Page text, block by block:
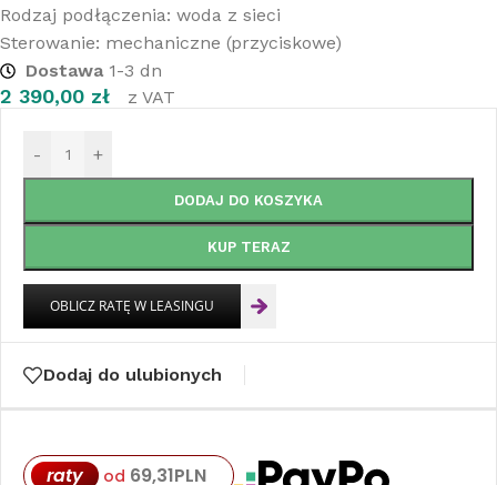
Rodzaj podłączenia: woda z sieci
Sterowanie: mechaniczne (przyciskowe)
Dostawa1-3 dn
2 390,00 zł z VAT
- +
DODAJ DO KOSZYKA
KUP TERAZ
Dodaj do ulubionych
raty od 69,31PLN